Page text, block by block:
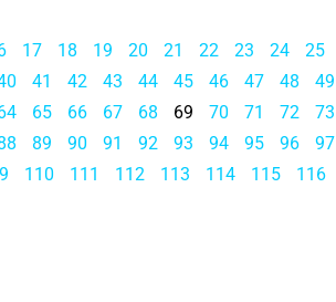
17 18 19 20 21 22 23 24 25
41 42 43 44 45 46 47 48 49
65 66 67 68 69 70 71 72 73
89 90 91 92 93 94 95 96 97
110 111 112 113 114 115 116